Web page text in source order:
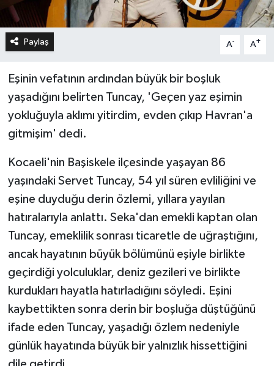
Paylaş A- A+
Eşinin vefatının ardından büyük bir boşluk
yaşadığını belirten Tuncay, 'Geçen yaz eşimin
yokluğuyla aklımı yitirdim, evden çıkıp Havran'a
gitmişim' dedi.
Kocaeli'nin Başiskele ilçesinde yaşayan 86
yaşındaki Servet Tuncay, 54 yıl süren evliliğini ve
eşine duyduğu derin özlemi, yıllara yayılan
hatıralarıyla anlattı. Seka'dan emekli kaptan olan
Tuncay, emeklilik sonrası ticaretle de uğraştığını,
ancak hayatının büyük bölümünü eşiyle birlikte
geçirdiği yolculuklar, deniz gezileri ve birlikte
kurdukları hayatla hatırladığını söyledi. Eşini
kaybettikten sonra derin bir boşluğa düştüğünü
ifade eden Tuncay, yaşadığı özlem nedeniyle
günlük hayatında büyük bir yalnızlık hissettiğini